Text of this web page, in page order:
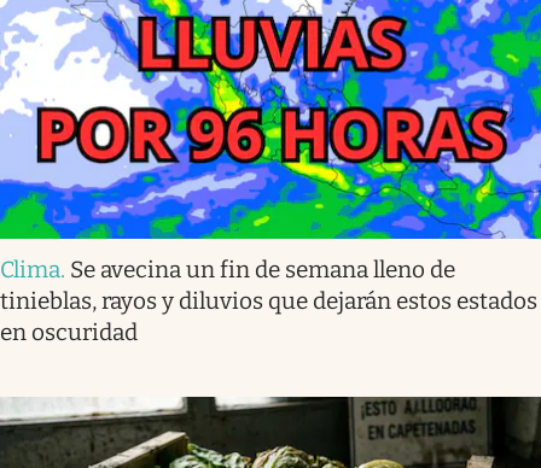
Clima. Se avecina un fin de semana lleno de
tinieblas, rayos y diluvios que dejarán estos estados
en oscuridad